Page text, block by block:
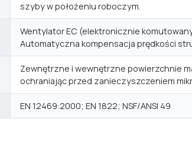
szyby w położeniu roboczym.
Wentylator EC (elektronicznie
Automatyczna kompensacja prędkości
Zewnętrzne i wewnętrzne powierzchnie
ochraniając przed zanieczyszczeniem
EN 12469:2000; EN 1822; NSF/ANSI 49